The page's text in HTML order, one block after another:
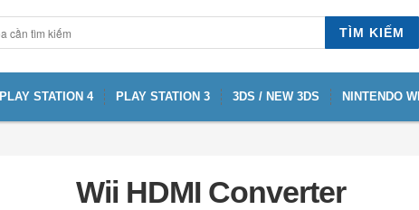
TÌM KIẾM
PLAY STATION 4 PLAY STATION 3 3DS / NEW 3DS NINTENDO WII
Wii HDMI Converter